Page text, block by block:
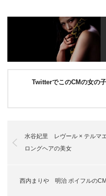
TwitterでこのCMの女の
水谷妃里 レヴール × テルマ
ロングヘアの美女
西内まりや 明治 ポイフルの